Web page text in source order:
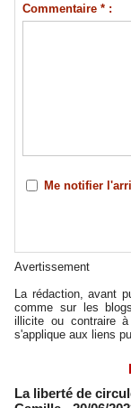
Commentaire * :
Me notifier
Avertissement
La rédaction, avant
comme sur les
illicite ou contraire
s'applique aux liens
La liberté de